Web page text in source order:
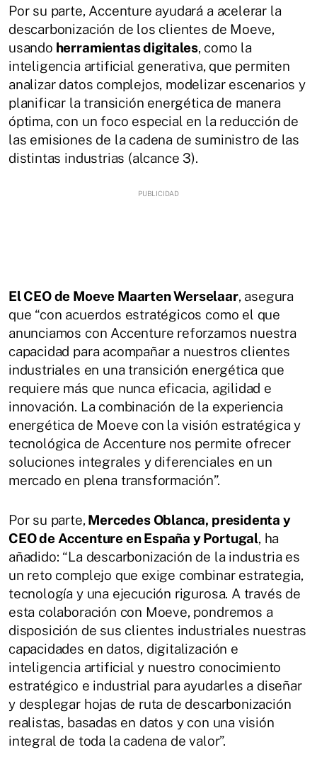
Por su parte, Accenture ayudará a acelerar la
descarbonización de los clientes de Moeve,
usando herramientas digitales, como la
inteligencia artificial generativa, que permiten
analizar datos complejos, modelizar escenarios y
planificar la transición energética de manera
óptima, con un foco especial en la reducción de
las emisiones de la cadena de suministro de las
distintas industrias (alcance 3).
El CEO de Moeve Maarten Werselaar, asegura
que “con acuerdos estratégicos como el que
anunciamos con Accenture reforzamos nuestra
capacidad para acompañar a nuestros clientes
industriales en una transición energética que
requiere más que nunca eficacia, agilidad e
innovación. La combinación de la experiencia
energética de Moeve con la visión estratégica y
tecnológica de Accenture nos permite ofrecer
soluciones integrales y diferenciales en un
mercado en plena transformación”.
Por su parte, Mercedes Oblanca, presidenta y
CEO de Accenture en España y Portugal, ha
añadido: “La descarbonización de la industria es
un reto complejo que exige combinar estrategia,
tecnología y una ejecución rigurosa. A través de
esta colaboración con Moeve, pondremos a
disposición de sus clientes industriales nuestras
capacidades en datos, digitalización e
inteligencia artificial y nuestro conocimiento
estratégico e industrial para ayudarles a diseñar
y desplegar hojas de ruta de descarbonización
realistas, basadas en datos y con una visión
integral de toda la cadena de valor”.